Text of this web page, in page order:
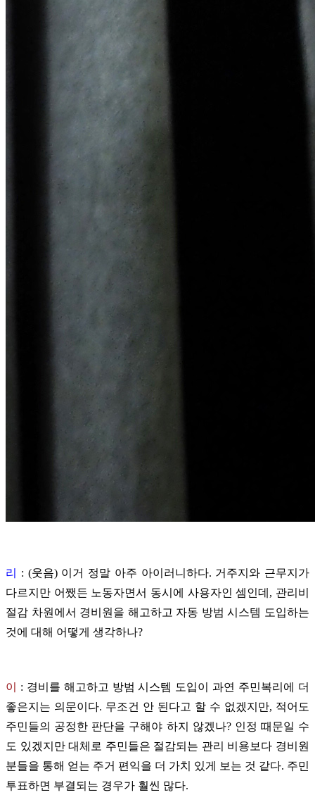
리
: (웃음) 이거 정말 아주 아이러니하다. 거주지와 근무지가
다르지만 어쨌든 노동자면서 동시에 사용자인 셈인데, 관리비
절감 차원에서 경비원을 해고하고 자동 방범 시스템 도입하는
것에 대해 어떻게 생각하나?
이 : 경비를 해고하고 방범 시스템 도입이 과연 주민복리에 더
좋은지는 의문이다. 무조건 안 된다고 할 수 없겠지만, 적어도
주민들의 공정한 판단을 구해야 하지 않겠나? 인정 때문일 수
도 있겠지만 대체로 주민들은 절감되는 관리 비용보다 경비원
분들을 통해 얻는 주거 편익을 더 가치 있게 보는 것 같다. 주민
투표하면 부결되는 경우가 훨씬 많다.